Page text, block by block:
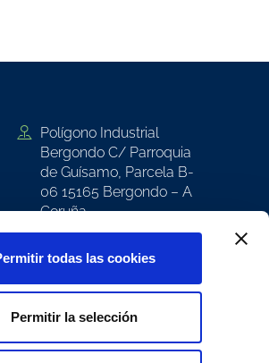
todas las cookies
Permitir la selección
Polígono Industrial
Bergondo C/ Parroquia
de Guísamo, Parcela B-
06 15165 Bergondo – A
Coruña
Aviso Legal
Política de Cookies